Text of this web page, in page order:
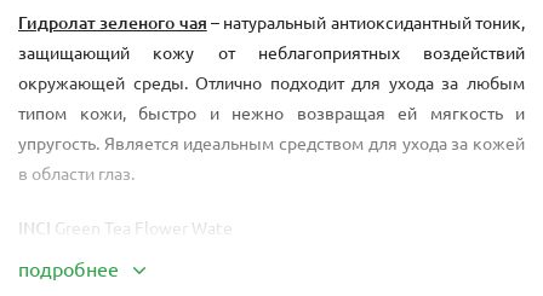
Гидролат зеленого чая – натуральный антиоксидантный тоник,
защищающий кожу от неблагоприятных воздействий
окружающей среды. Отлично подходит для ухода за любым
типом кожи, быстро и нежно возвращая ей мягкость и
упругость. Является идеальным средством для ухода за кожей
в области глаз.
INCI Green Tea Flower Wate
Внешний вид
подробнее